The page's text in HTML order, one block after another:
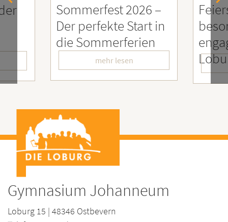
–
Feierstunde zu Ehren
besonders
engagierter
LoburgerInnen
mehr lesen
–
Gymnasium Johanneum
Loburg 15 | 48346 Ostbevern